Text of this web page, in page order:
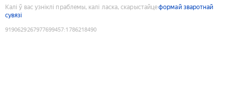
Калі ў вас узніклі праблемы, калі ласка, скарыстайцеформай зваротнай
сувязі
9190629267977699457:1786218490